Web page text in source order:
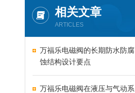
相关文章
ARTICLES
万福乐电磁阀的长期防水防腐
蚀结构设计要点
万福乐电磁阀在液压与气动系